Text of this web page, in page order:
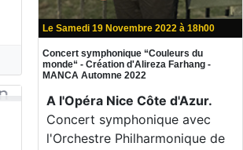
Le Samedi 19 Novembre 2022 à 18h00
Concert symphonique “Couleurs du
monde“ - Création d'Alireza Farhang -
MANCA Automne 2022
A l'Opéra Nice Côte d'Azur.
Concert symphonique avec
l'Orchestre Philharmonique de